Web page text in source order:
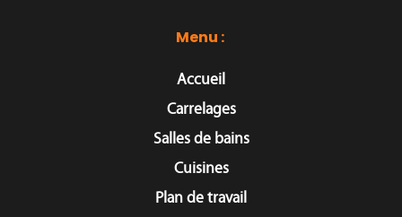
Menu :
Accueil
Carrelages
Salles de bains
Cuisines
Plan de travail